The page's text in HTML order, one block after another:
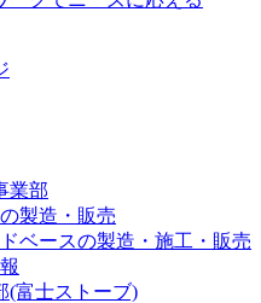
業部
製造・販売
ベースの製造・施工・販売
(富士ストーブ)